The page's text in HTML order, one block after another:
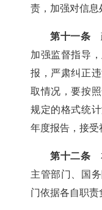
责，加强对信息
第十一条
加强监督指导
报，严肃纠正
取情况，要按
规定的格式统
年度报告，接受
第十二条
主管部门、国
门依据各自职责